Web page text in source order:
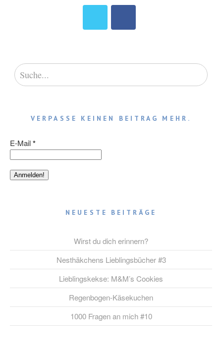
VERPASSE KEINEN BEITRAG MEHR.
E-Mail*
NEUESTE BEITRÄGE
Wirst du dich erinnern?
Nesthäkchens Lieblingsbücher #3
Lieblingskekse: M&M’s Cookies
Regenbogen-Käsekuchen
1000 Fragen an mich #10